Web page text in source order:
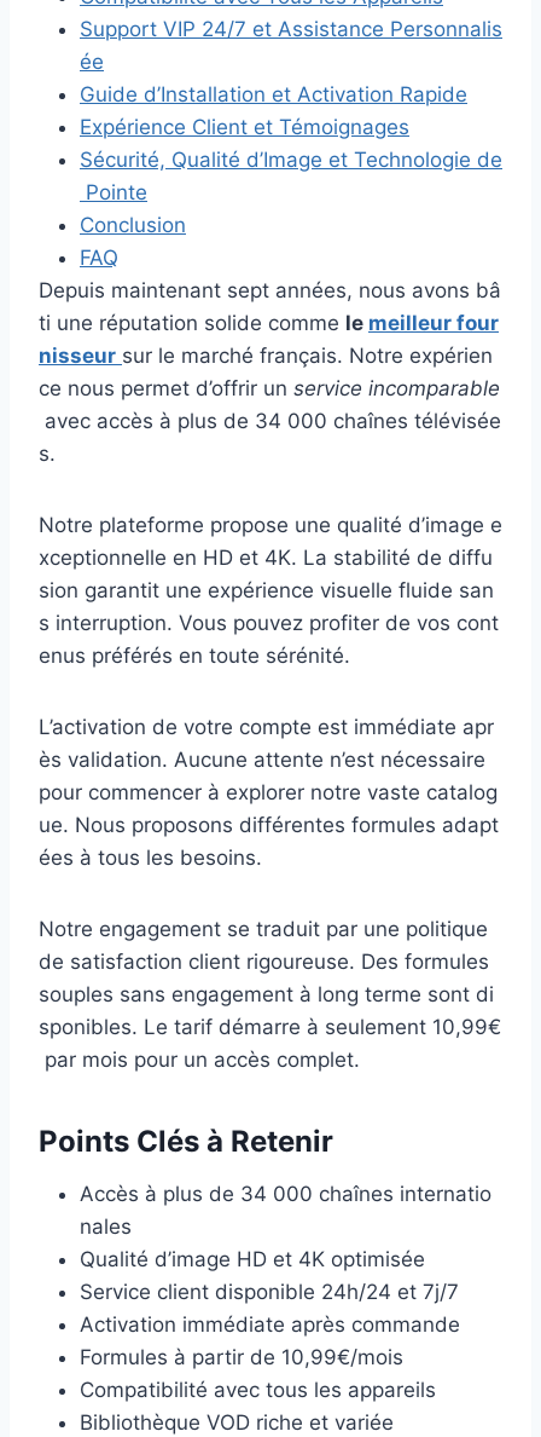
Support VIP 24/7 et Assistance Personnalis
ée
Guide d’Installation et Activation Rapide
Expérience Client et Témoignages
Sécurité, Qualité d’Image et Technologie de
Pointe
Conclusion
FAQ
Depuis maintenant sept années, nous avons bâ
ti une réputation solide comme le meilleur four
nisseur sur le marché français. Notre expérien
ce nous permet d’offrir un service incomparable
avec accès à plus de 34 000 chaînes télévisée
s.
Notre plateforme propose une qualité d’image e
xceptionnelle en HD et 4K. La stabilité de diffu
sion garantit une expérience visuelle fluide san
s interruption. Vous pouvez profiter de vos cont
enus préférés en toute sérénité.
L’activation de votre compte est immédiate apr
ès validation. Aucune attente n’est nécessaire
pour commencer à explorer notre vaste catalog
ue. Nous proposons différentes formules adapt
ées à tous les besoins.
Notre engagement se traduit par une politique
de satisfaction client rigoureuse. Des formules
souples sans engagement à long terme sont di
sponibles. Le tarif démarre à seulement 10,99€
par mois pour un accès complet.
Points Clés à Retenir
Accès à plus de 34 000 chaînes internatio
nales
Qualité d’image HD et 4K optimisée
Service client disponible 24h/24 et 7j/7
Activation immédiate après commande
Formules à partir de 10,99€/mois
Compatibilité avec tous les appareils
Bibliothèque VOD riche et variée